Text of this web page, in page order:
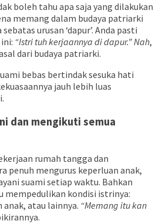
boleh tahu apa saja yang dilakukan
memang dalam budaya patriarki
urusan ‘dapur’. Anda pasti
“Istri tuh kerjaannya di dapur.”Nah,
dari budaya patriarki.
bebas bertindak sesuka hati
jauh lebih luas
dan mengikuti semua
rumah tangga dan
penuh mengurus keperluan anak,
suami setiap waktu. Bahkan
mempedulikan kondisi istrinya:
atau lainnya. “Memang itu kan